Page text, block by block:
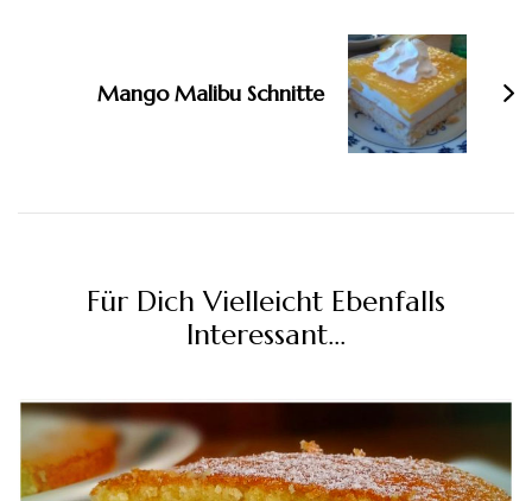
Mango Malibu Schnitte
Für Dich Vielleicht Ebenfalls
Interessant...